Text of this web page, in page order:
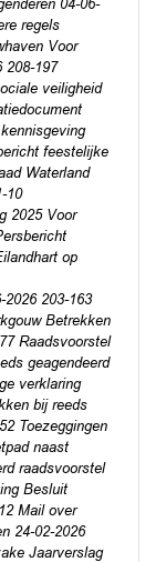
04-06-
regels
Voor
208-197
veiligheid
feestelijke
Waterland
10
2025 Voor
op
2026 203-163
Betrekken
Raadsvoorstel
geagendeerd
verklaring
bij reeds
Toezeggingen
naast
raadsvoorstel
Besluit
Mail over
24-02-2026
Jaarverslag